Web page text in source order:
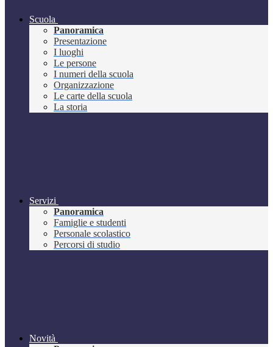
Scuola
Panoramica
Presentazione
I luoghi
Le persone
I numeri della scuola
Organizzazione
Le carte della scuola
La storia
Servizi
Panoramica
Famiglie e studenti
Personale scolastico
Percorsi di studio
Novità